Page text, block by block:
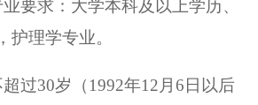
要求：大学本科及以上学历、
护理学专业。
过30岁（1992年12月6日以后